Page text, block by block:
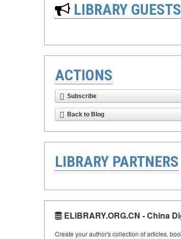
LIBRARY
ACTIONS
Subscribe
Back to Blog
LIBRARY PARTNERS
ELIBRARY.ORG.CN - China
Create your author's collection of articles,